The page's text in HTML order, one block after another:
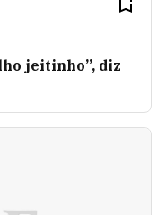
jeitinho”, diz